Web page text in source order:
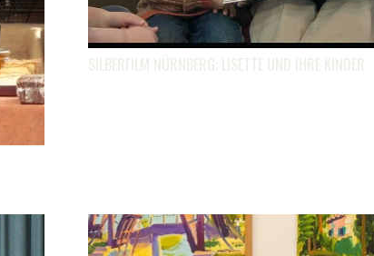
SILBERFILM NÜRNBERG: LISETTE UND IHRE KINDER